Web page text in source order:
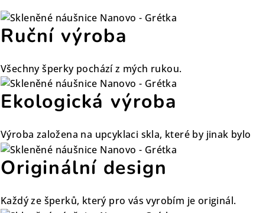
Ruční výroba
Všechny šperky pochází z mých rukou.
Ekologická výroba
Výroba založena na upcyklaci skla, které by jinak
Originální design
Každý ze šperků, který pro vás vyrobím je originál.